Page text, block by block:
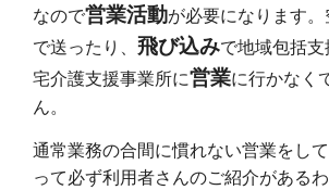
なので営業活動が必要になります
で送ったり、 飛び込みで地域包括
宅介護支援事業所に営業に行かなく
ん。
通常業務の合間に慣れない営業をし
って必ず利用者さんのご紹介がある